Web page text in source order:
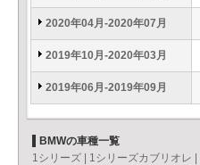
2020年04月-2020年07月
2019年10月-2020年03月
2019年06月-2019年09月
BMWの車種一覧
1シリーズ
1シリーズカブリオレ